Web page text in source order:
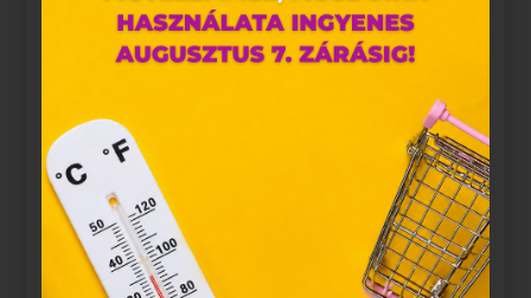
hozzájárulása szükséges.
A „sütiket" az elektronikus hírközlésről szóló 2003.
összefüggő szolgáltatások egyes kérdéseiről szóló
2001. évi CVIII. törvény, valamint az Európai Unió
előírásainak megfelelően használjuk. Azon
weblapoknak, melyek az Európai Unió országain
belül működnek, a „sütik" használatához, és
ezeknek a felhasználó számítógépén vagy egyéb
eszközén történő tárolásához a felhasználók
hozzájárulását kell kérniük.